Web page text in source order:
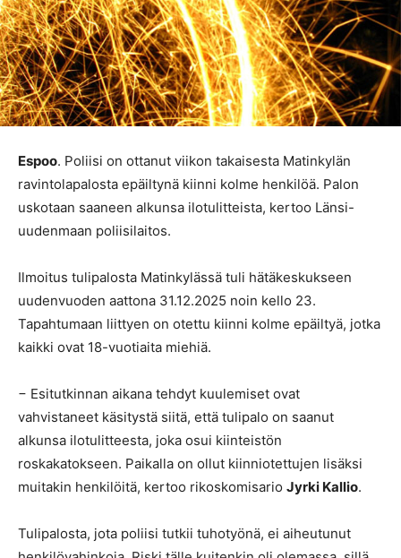
Espoo. Poliisi on ottanut viikon takaisesta Matinkylän
ravintolapalosta epäiltynä kiinni kolme henkilöä. Palon
uskotaan saaneen alkunsa ilotulitteista, kertoo Länsi-
uudenmaan poliisilaitos.
Ilmoitus tulipalosta Matinkylässä tuli hätäkeskukseen
uudenvuoden aattona 31.12.2025 noin kello 23.
Tapahtumaan liittyen on otettu kiinni kolme epäiltyä, jotka
kaikki ovat 18-vuotiaita miehiä.
− Esitutkinnan aikana tehdyt kuulemiset ovat
vahvistaneet käsitystä siitä, että tulipalo on saanut
alkunsa ilotulitteesta, joka osui kiinteistön
roskakatokseen. Paikalla on ollut kiinniotettujen lisäksi
muitakin henkilöitä, kertoo rikoskomisario Jyrki Kallio.
Tulipalosta, jota poliisi tutkii tuhotyönä, ei aiheutunut